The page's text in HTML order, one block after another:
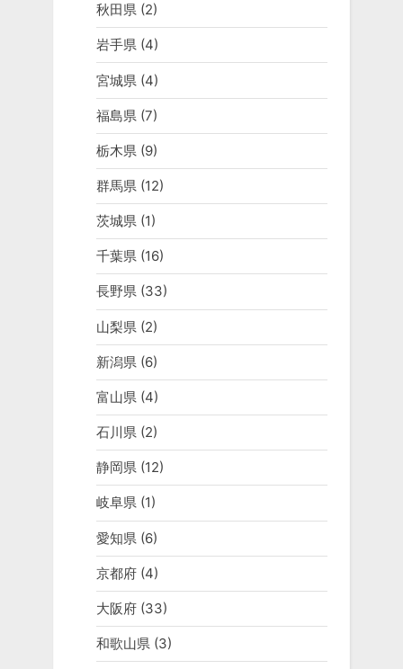
秋田県(2)
岩手県(4)
宮城県 (4)
福島県 (7)
栃木県(9)
群馬県(12)
茨城県(1)
千葉県(16)
長野県(33)
山梨県 (2)
新潟県 (6)
富山県(4)
石川県(2)
静岡県(12)
岐阜県(1)
愛知県 (6)
京都府(4)
大阪府(33)
和歌山県(3)